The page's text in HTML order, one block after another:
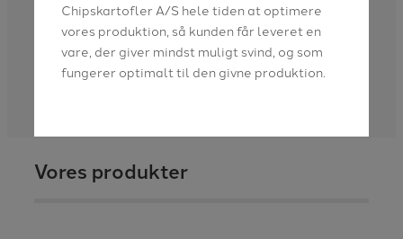
Chipskartofler A/S hele tiden at optimere
vores produktion, så kunden får leveret en
vare, der giver mindst muligt svind, og som
fungerer optimalt til den givne produktion.
Vores produkter